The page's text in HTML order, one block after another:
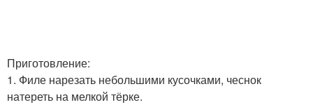
Приготовление:
1. Филе нарезать небольшими кусочками, чеснок
натереть на мелкой тёрке.